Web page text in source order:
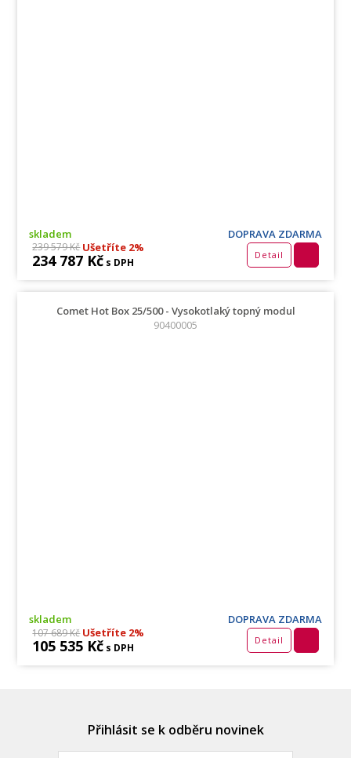
skladem DOPRAVA ZDARMA
239 579 KčUšetříte 2%
234 787 Kč s DPH
Detail
Comet Hot Box 25/500 - Vysokotlaký topný modul
90400005
skladem DOPRAVA ZDARMA
107 689 KčUšetříte 2%
105 535 Kč s DPH
Detail
Přihlásit se k odběru novinek